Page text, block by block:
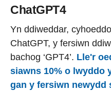
ChatGPT4
Yn ddiweddar,
ChatGPT, y fersiwn
bachog ‘GPT4’. Lle'r
siawns 10% o lwyddo
gan y fersiwn newydd